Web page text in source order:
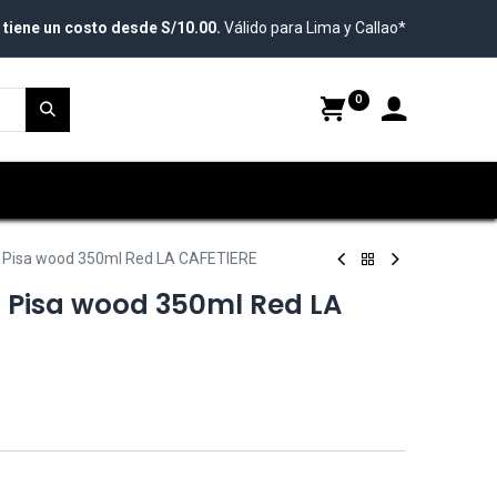
un costo desde S/10.00. Válido para Lima y Callao*
0
wood 350ml Red LA CAFETIERE
wood 350ml Red LA